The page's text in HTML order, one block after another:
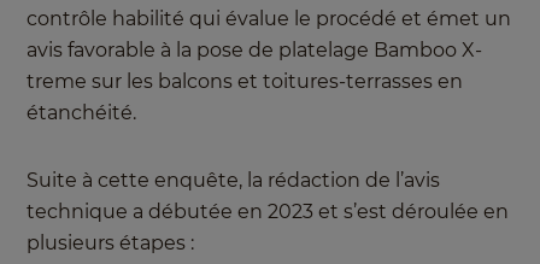
contrôle habilité qui évalue le procédé et émet un
avis favorable à la pose de platelage Bamboo X-
treme sur les balcons et toitures-terrasses en
étanchéité.
Suite à cette enquête, la rédaction de l’avis
technique a débutée en 2023 et s’est déroulée en
plusieurs étapes :